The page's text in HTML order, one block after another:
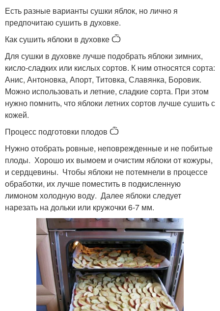
Есть разные варианты сушки яблок, но лично я
предпочитаю сушить в духовке.
Как сушить яблоки в духовке Ѽ
Для сушки в духовке лучше подобрать яблоки зимних,
кисло-сладких или кислых сортов. К ним относятся сорта:
Анис, Антоновка, Апорт, Титовка, Славянка, Боровик.
Можно использовать и летние, сладкие сорта. При этом
нужно помнить, что яблоки летних сортов лучше сушить с
кожей.
Процесс подготовки плодов Ѽ
Нужно отобрать ровные, неповрежденные и не побитые
плоды. Хорошо их вымоем и очистим яблоки от кожуры,
и сердцевины. Чтобы яблоки не потемнели в процессе
обработки, их лучше поместить в подкисленную
лимоном холодную воду. Далее яблоки следует
нарезать на дольки или кружочки 6-7 мм.